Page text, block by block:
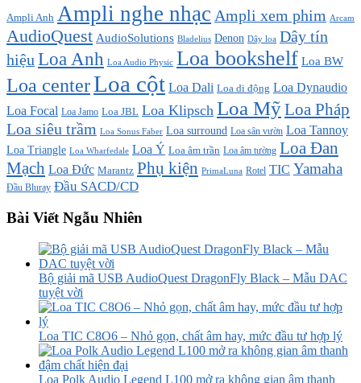
Ampli Anh Ampli nghe nhạc Ampli xem phim Arcam
AudioQuest AudioSolutions Bladelius Denon Dây loa Dây tín
hiệu Loa Anh Loa Audio Physic Loa bookshelf Loa BW
Loa centerLoa cột Loa Dali Loa di động Loa Dynaudio
Loa Focal Loa Jamo Loa JBL Loa Klipsch Loa MỹLoa Pháp
Loa siêu trầm Loa Sonus Faber Loa surround Loa sân vườn Loa Tannoy
Loa Triangle Loa Wharfedale Loa Ý Loa âm trần Loa âm tường Loa Đan
Mạch Loa Đức Marantz Phụ kiện PrimaLuna Rotel TIC Yamaha
Đầu Bluray Đầu SACD/CD
Bài Viết Ngẫu Nhiên
Bộ giải mã USB AudioQuest DragonFly Black – Mẫu DAC
tuyệt vời
Loa TIC C8O6 – Nhỏ gọn, chất âm hay, mức đầu tư hợp lý
Loa Polk Audio Legend L100 mở ra không gian âm thanh